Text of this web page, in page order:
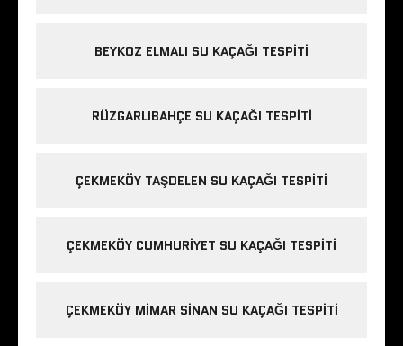
BEYKOZ ELMALI SU KAÇAĞI TESPITI
RÜZGARLIBAHÇE SU KAÇAĞI TESPITI
ÇEKMEKÖY TAŞDELEN SU KAÇAĞI TESPITI
ÇEKMEKÖY CUMHURIYET SU KAÇAĞI TESPITI
ÇEKMEKÖY MIMAR SINAN SU KAÇAĞI TESPITI